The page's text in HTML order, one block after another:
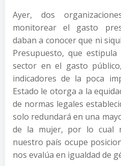
Ayer, dos
monitorear el gasto
daban a conocer que ni
Presupuesto, que
sector en el gasto
indicadores de la poca
Estado le otorga a la
de normas legales
solo redundará en una
de la mujer, por lo cual
nuestro país ocupe
nos evalúa en igualdad de